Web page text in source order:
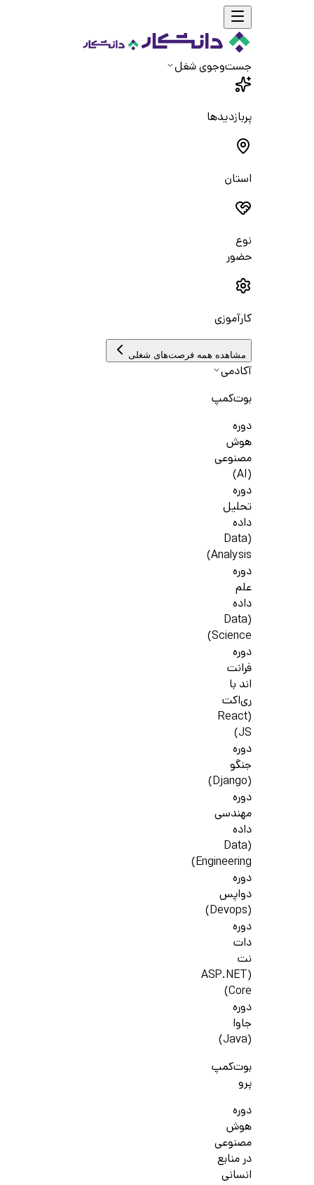
جست‌و‌جوی شغل
پربازدیدها
استان
نوع
حضور
کارآموزی
مشاهده همه فرصت‌های شغلی
آکادمی
بوت‌کمپ
دوره
هوش
مصنوعی
(AI)
دوره
تحلیل
داده
(Data
Analysis)
دوره
علم
داده
(Data
Science)
دوره
فرانت
اند با
ری‌اکت
(React
JS)
دوره
جنگو
(Django)
دوره
مهندسی
داده
(Data
Engineering)
دوره
دواپس
(Devops)
دوره
دات
نت
(ASP.NET
Core)
دوره
جاوا
(Java)
بوت‌کمپ
پرو
دوره
هوش
مصنوعی
در منابع
انسانی